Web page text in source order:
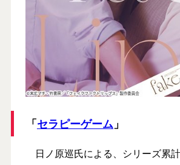
「セラピーゲーム」
日ノ原巡氏による、シリーズ累